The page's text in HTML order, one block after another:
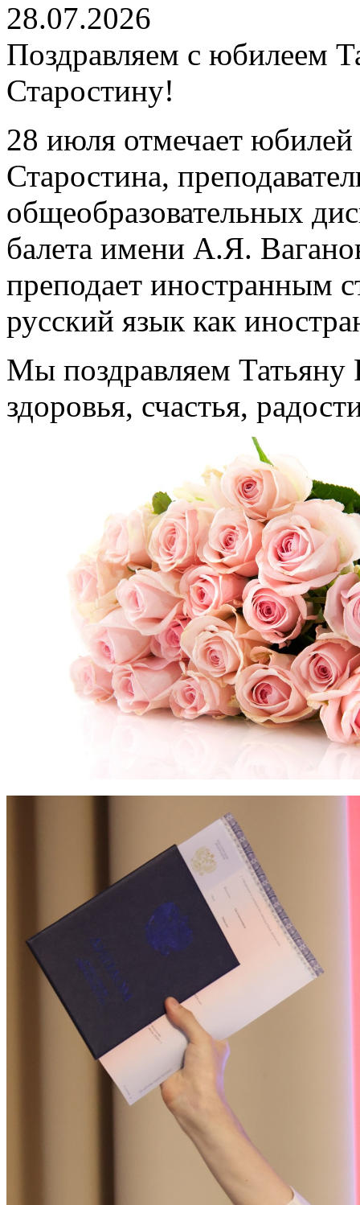
28.07.2026
Поздравляем с юбилеем
Старостину!
28 июля отмечает
Старостина,
общеобразовательных
балета имени А.Я.
преподает иностранным
русский язык как
Мы поздравляем
здоровья, счастья,